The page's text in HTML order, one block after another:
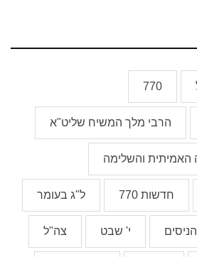
770
הרבי מלך המשיח שליט"א
האמיתית והשלימה
חדשות 770 ל"ג בעומר
י' שבט צה"ל